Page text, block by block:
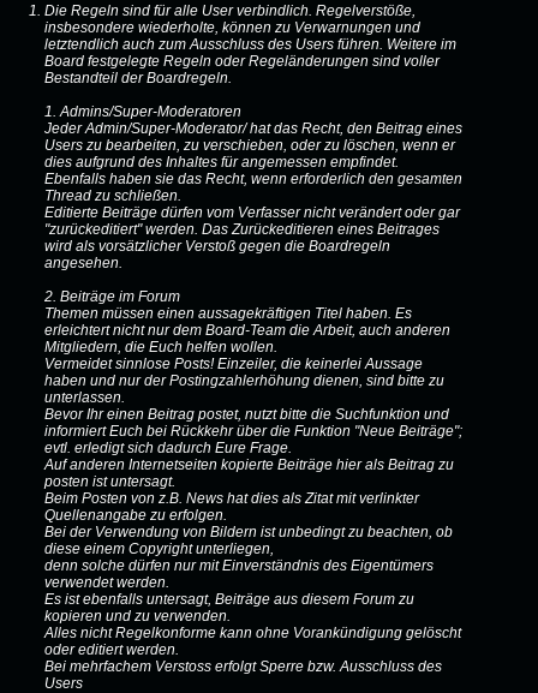
Die Regeln sind für alle User verbindlich. Regelverstöße,
insbesondere wiederholte, können zu Verwarnungen und
letztendlich auch zum Ausschluss des Users führen. Weitere im
Board festgelegte Regeln oder Regeländerungen sind voller
Bestandteil der Boardregeln.
1. Admins/Super-Moderatoren
Jeder Admin/Super-Moderator/ hat das Recht, den Beitrag eines
Users zu bearbeiten, zu verschieben, oder zu löschen, wenn er
dies aufgrund des Inhaltes für angemessen empfindet.
Ebenfalls haben sie das Recht, wenn erforderlich den gesamten
Thread zu schließen.
Editierte Beiträge dürfen vom Verfasser nicht verändert oder gar
"zurückeditiert" werden. Das Zurückeditieren eines Beitrages
wird als vorsätzlicher Verstoß gegen die Boardregeln
angesehen.
2. Beiträge im Forum
Themen müssen einen aussagekräftigen Titel haben. Es
erleichtert nicht nur dem Board-Team die Arbeit, auch anderen
Mitgliedern, die Euch helfen wollen.
Vermeidet sinnlose Posts! Einzeiler, die keinerlei Aussage
haben und nur der Postingzahlerhöhung dienen, sind bitte zu
unterlassen.
Bevor Ihr einen Beitrag postet, nutzt bitte die Suchfunktion und
informiert Euch bei Rückkehr über die Funktion "Neue Beiträge";
evtl. erledigt sich dadurch Eure Frage.
Auf anderen Internetseiten kopierte Beiträge hier als Beitrag zu
posten ist untersagt.
Beim Posten von z.B. News hat dies als Zitat mit verlinkter
Quellenangabe zu erfolgen.
Bei der Verwendung von Bildern ist unbedingt zu beachten, ob
diese einem Copyright unterliegen,
denn solche dürfen nur mit Einverständnis des Eigentümers
verwendet werden.
Es ist ebenfalls untersagt, Beiträge aus diesem Forum zu
kopieren und zu verwenden.
Alles nicht Regelkonforme kann ohne Vorankündigung gelöscht
oder editiert werden.
Bei mehrfachem Verstoss erfolgt Sperre bzw. Ausschluss des
Users